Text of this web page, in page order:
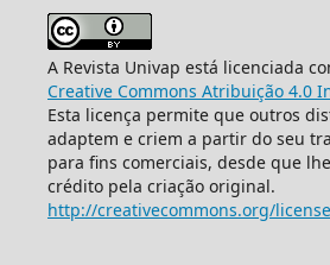
A Revista Univap está licenciada
Creative Commons Atribuição 4.0
Esta licença permite que outros
adaptem e criem a partir do seu
para fins comerciais, desde que
crédito pela criação original.
http://creativecommons.org/